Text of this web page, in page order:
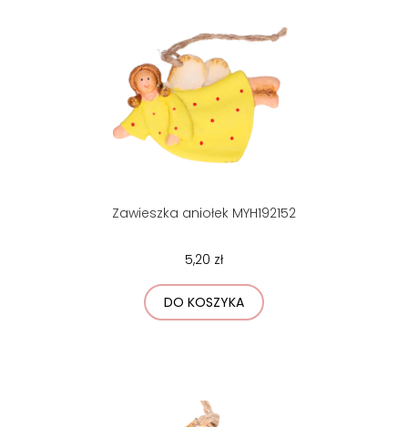
Zawieszka aniołek MYH192152
5,20 zł
DO KOSZYKA